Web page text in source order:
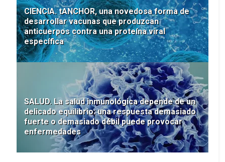
CIENCIA. tANCHOR, una novedosa forma de
desarrollar vacunas que produzcan
anticuerpos contra una proteína viral
específica
SALUD. La salud inmunológica depende de un
delicado equilibrio: una respuesta demasiado
fuerte o demasiado débil puede provocar
enfermedades